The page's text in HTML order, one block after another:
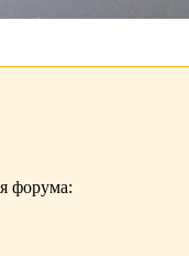
форума: